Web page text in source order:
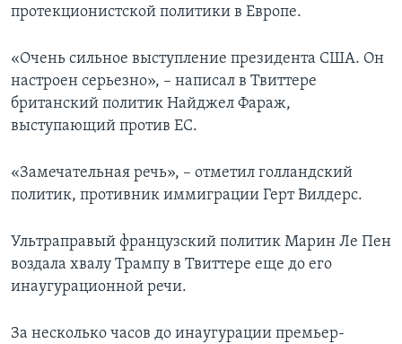
протекционистской политики в Европе.
«Очень сильное выступление президента США. Он
настроен серьезно», – написал в Твиттере
британский политик Найджел Фараж,
выступающий против ЕС.
«Замечательная речь», – отметил голландский
политик, противник иммиграции Герт Вилдерс.
Ультраправый французский политик Марин Ле Пен
воздала хвалу Трампу в Твиттере еще до его
инаугурационной речи.
За несколько часов до инаугурации премьер-